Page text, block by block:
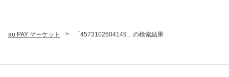
au PAY マーケット > 「4573102604149」の検索結果